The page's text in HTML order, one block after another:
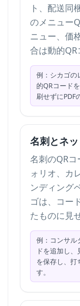
ト、配送同
のメニュー
ニュー、価
合は動的QR
例：シカゴの
的QRコード
刷せずにPDF
名刺とネ
名刺のQR
ォリオ、カ
ンディング
ゴは、コー
たものに見
例：コンサル
ドを追加し
を保存し、打
す。